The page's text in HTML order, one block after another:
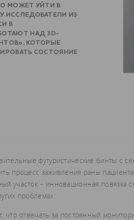
МОЖЕТ УЙТИ В
ИССЛЕДОВАТЕЛИ ИЗ
В
НАД 3D-
КОТОРЫЕ
СОСТОЯНИЕ
футуристические бинты с
процесс заживления раны
участок – инновационная повязка
проблемах.
что отвечать за постоянный